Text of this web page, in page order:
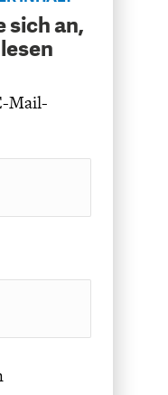
FUTURE
sich an,
Mail-